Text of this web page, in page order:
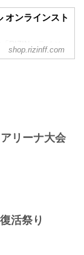
サー”ベイノア
が決定し、ゼビ
ファンの皆様
"唯一無二"のア
るアイテムは、
イテム。ファン
」となること間
たちの感謝の想
イターによる直筆
オンラインスト
RIZIN（ライジ
店。大会やイベ
shop.rizinff.com
リーナ大会
活祭り